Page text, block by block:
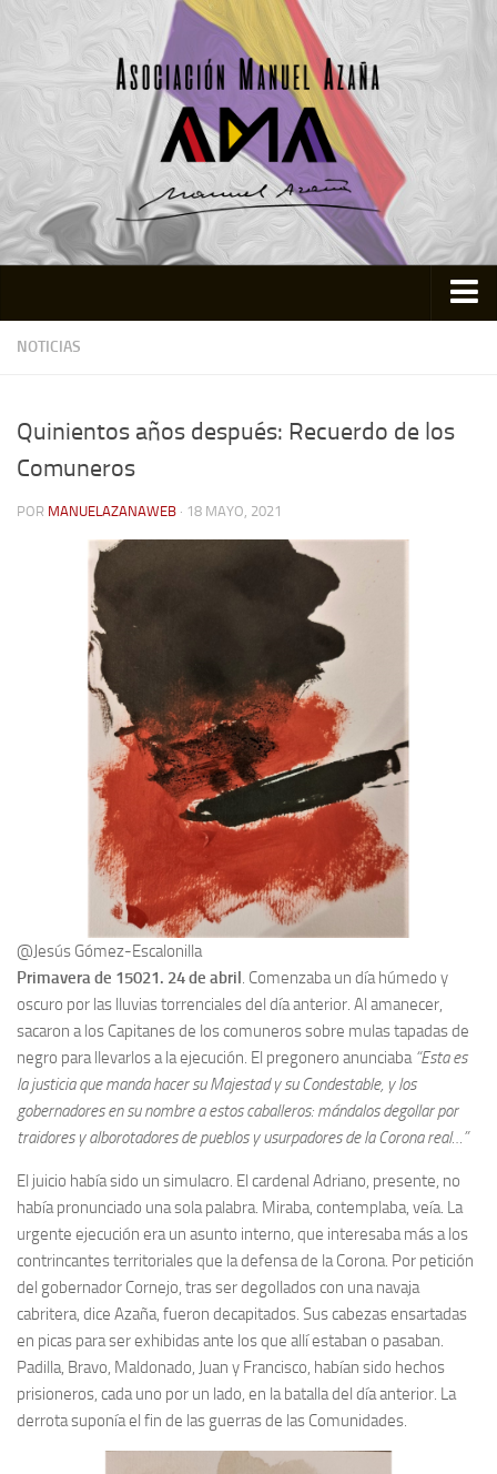
Inicio
Quienes somos
Memoria Histórica
Investigación previa de la represión en Talavera de la Reina (1937-
1947).
Informe Represión en Toledo 1936-1947 | Buscador
Informe de la fosa de abril de 1939 de Tembleque
Enciclopedia Republicana
Militantes históricos IR
Personajes republicanos
Izquierda Republicana. Agrupaciones y Militantes (1934-1939)
Izquierda Republicana. Navarra
Izquierda Republicana. Galicia
Archivo histórico
Archivo Documental
Biografía
Artículos sobre Manuel Azaña
Ochenta años sin Manuel Azaña
Bibliografías
Biblioteca
Catálogo Biblioteca
Catálogo Hemeroteca
Fondo Mario J. Bonilla
Biblioteca-Novedades
NOTICIAS
Quinientos años después: Recuerdo de los
Comuneros
POR MANUELAZANAWEB · 18 MAYO, 2021
@Jesús Gómez-Escalonilla
Primavera de 15021. 24 de abril. Comenzaba un día húmedo y
oscuro por las lluvias torrenciales del día anterior. Al amanecer,
sacaron a los Capitanes de los comuneros sobre mulas tapadas de
negro para llevarlos a la ejecución. El pregonero anunciaba “Esta es
la justicia que manda hacer su Majestad y su Condestable, y los
gobernadores en su nombre a estos caballeros: mándalos degollar por
traidores y alborotadores de pueblos y usurpadores de la Corona real…”
El juicio había sido un simulacro. El cardenal Adriano, presente, no
había pronunciado una sola palabra. Miraba, contemplaba, veía. La
urgente ejecución era un asunto interno, que interesaba más a los
contrincantes territoriales que la defensa de la Corona. Por petición
del gobernador Cornejo, tras ser degollados con una navaja
cabritera, dice Azaña, fueron decapitados. Sus cabezas ensartadas
en picas para ser exhibidas ante los que allí estaban o pasaban.
Padilla, Bravo, Maldonado, Juan y Francisco, habían sido hechos
prisioneros, cada uno por un lado, en la batalla del día anterior. La
derrota suponía el fin de las guerras de las Comunidades.